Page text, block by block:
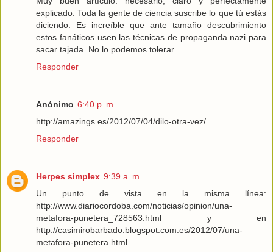
explicado. Toda la gente de ciencia suscribe lo que tú estás
diciendo. Es increíble que ante tamaño descubrimiento
estos fanáticos usen las técnicas de propaganda nazi para
sacar tajada. No lo podemos tolerar.
Responder
Anónimo 6:40 p. m.
http://amazings.es/2012/07/04/dilo-otra-vez/
Responder
Herpes simplex 9:39 a. m.
Un punto de vista en la misma línea:
http://www.diariocordoba.com/noticias/opinion/una-
metafora-punetera_728563.html y en
http://casimirobarbado.blogspot.com.es/2012/07/una-
metafora-punetera.html